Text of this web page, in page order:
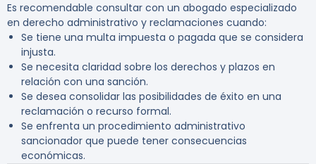
Es recomendable consultar con un abogado especializado
en derecho administrativo y reclamaciones cuando:
Se tiene una multa impuesta o pagada que se considera
injusta.
Se necesita claridad sobre los derechos y plazos en
relación con una sanción.
Se desea consolidar las posibilidades de éxito en una
reclamación o recurso formal.
Se enfrenta un procedimiento administrativo
sancionador que puede tener consecuencias
económicas.